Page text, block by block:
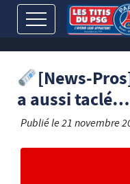
[News-
a aussi taclé…
Publié le21 novembre